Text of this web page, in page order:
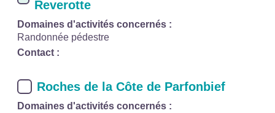
Reverotte
Domaines d'activités concernés :
Randonnée pédestre
Contact :
Roches de la Côte de Parfonbief
Domaines d'activités concernés :